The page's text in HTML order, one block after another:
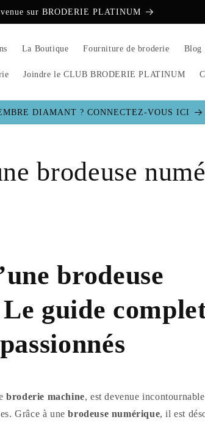
sur BRODERIE PLATINUM
La Boutique Fourniture de broderie Blog
Joindre le CLUB BRODERIE PLATINUM
DIAMANT ? CONNECTEZ-VOUS ICI
brodeuse
brodeuse
guide
broderie machine, est devenue
Grâce à unebrodeuse numérique, il est